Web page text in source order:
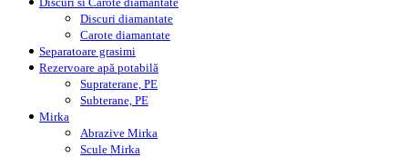
Discuri diamantate
Carote diamantate
Separatoare grasimi
Rezervoare apă potabilă
Supraterane, PE
Subterane, PE
Mirka
Abrazive Mirka
Scule Mirka